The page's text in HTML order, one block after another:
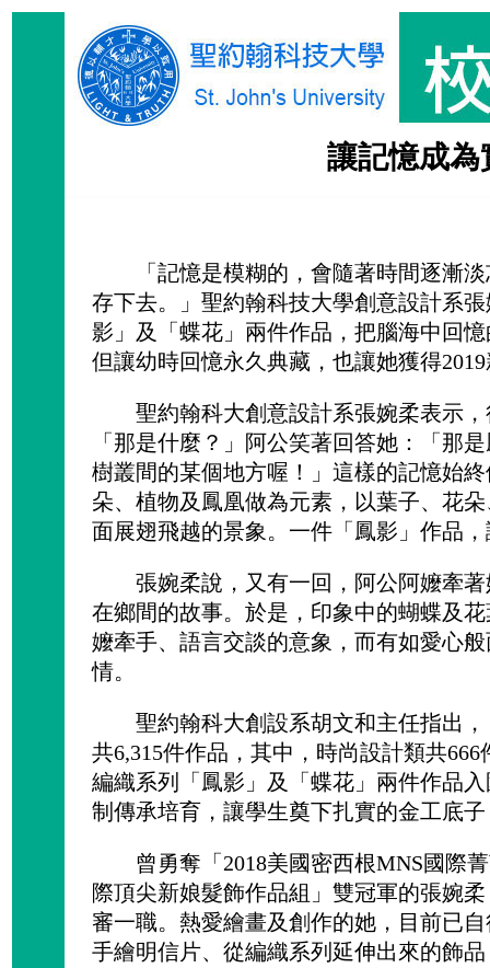
讓記憶成
「記憶是模糊的，會隨著時間逐漸淡
存下去。」聖約翰科技大學創意設計系
影」及「蝶花」兩件作品，把腦海中回
但讓幼時回憶永久典藏，也讓她獲得
聖約翰科大創意設計系張婉柔表示，
「那是什麼？」阿公笑著回答她：「那
樹叢間的某個地方喔！」這樣的記憶始
朵、植物及鳳凰做為元素，以葉子、花
面展翅飛越的景象。一件「鳳影」作品
張婉柔說，又有一回，阿公阿嬤牽著
在鄉間的故事。於是，印象中的蝴蝶及
嬤牽手、語言交談的意象，而有如愛心
情。
聖約翰科大創設系胡文和主任指出，
共6,315件作品，其中，時尚設計類共
編織系列「鳳影」及「蝶花」兩件作品
制傳承培育，讓學生奠下扎實的金工底
曾勇奪「2018美國密西根MNS國際菁
際頂尖新娘髮飾作品組」雙冠軍的張婉
審一職。熱愛繪畫及創作的她，目前已
手繪明信片、從編織系列延伸出來的飾